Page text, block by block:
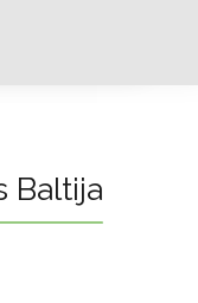
Baltija